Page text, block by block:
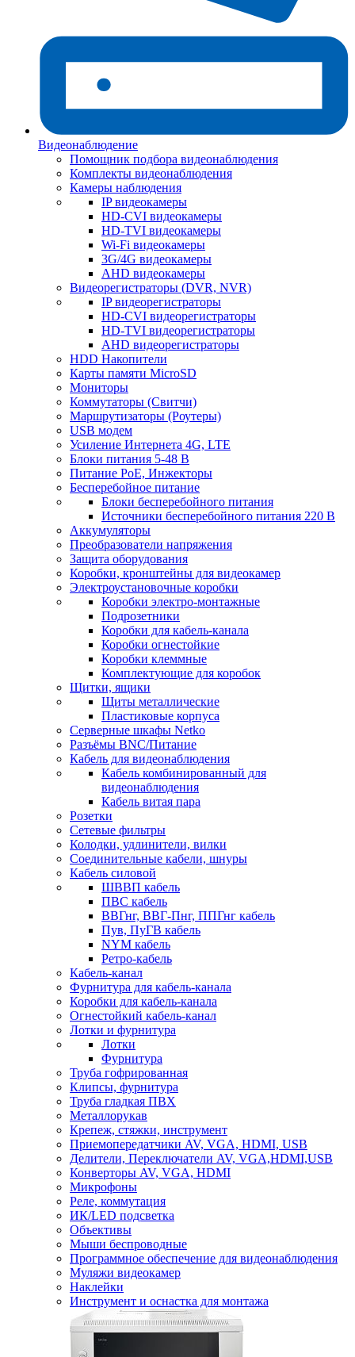
Видеонаблюдение
Помощник подбора видеонаблюдения
Комплекты видеонаблюдения
Камеры наблюдения
IP видеокамеры
HD-CVI видеокамеры
HD-TVI видеокамеры
Wi-Fi видеокамеры
3G/4G видеокамеры
AHD видеокамеры
Видеорегистраторы (DVR, NVR)
IP видеорегистраторы
HD-CVI видеорегистраторы
HD-TVI видеорегистраторы
AHD видеорегистраторы
HDD Накопители
Карты памяти MicroSD
Мониторы
Коммутаторы (Свитчи)
Маршрутизаторы (Роутеры)
USB модем
Усиление Интернета 4G, LTE
Блоки питания 5-48 В
Питание PoE, Инжекторы
Бесперебойное питание
Блоки бесперебойного питания
Источники бесперебойного питания 220 В
Аккумуляторы
Преобразователи напряжения
Защита оборудования
Коробки, кронштейны для видеокамер
Электроустановочные коробки
Коробки электро-монтажные
Подрозетники
Коробки для кабель-канала
Коробки огнестойкие
Коробки клеммные
Комплектующие для коробок
Щитки, ящики
Щиты металлические
Пластиковые корпуса
Серверные шкафы Netko
Разъёмы BNC/Питание
Кабель для видеонаблюдения
Кабель комбинированный для
видеонаблюдения
Кабель витая пара
Розетки
Сетевые фильтры
Колодки, удлинители, вилки
Соединительные кабели, шнуры
Кабель силовой
ШВВП кабель
ПВС кабель
ВВГнг, ВВГ-Пнг, ППГнг кабель
Пув, ПуГВ кабель
NYM кабель
Ретро-кабель
Кабель-канал
Фурнитура для кабель-канала
Коробки для кабель-канала
Огнестойкий кабель-канал
Лотки и фурнитура
Лотки
Фурнитура
Труба гофрированная
Клипсы, фурнитура
Труба гладкая ПВХ
Металлорукав
Крепеж, стяжки, инструмент
Приемопередатчики AV, VGA, HDMI, USB
Делители, Переключатели AV, VGA,HDMI,USB
Конверторы AV, VGA, HDMI
Микрофоны
Реле, коммутация
ИК/LED подсветка
Объективы
Мыши беспроводные
Программное обеспечение для видеонаблюдения
Муляжи видеокамер
Наклейки
Инструмент и оснастка для монтажа